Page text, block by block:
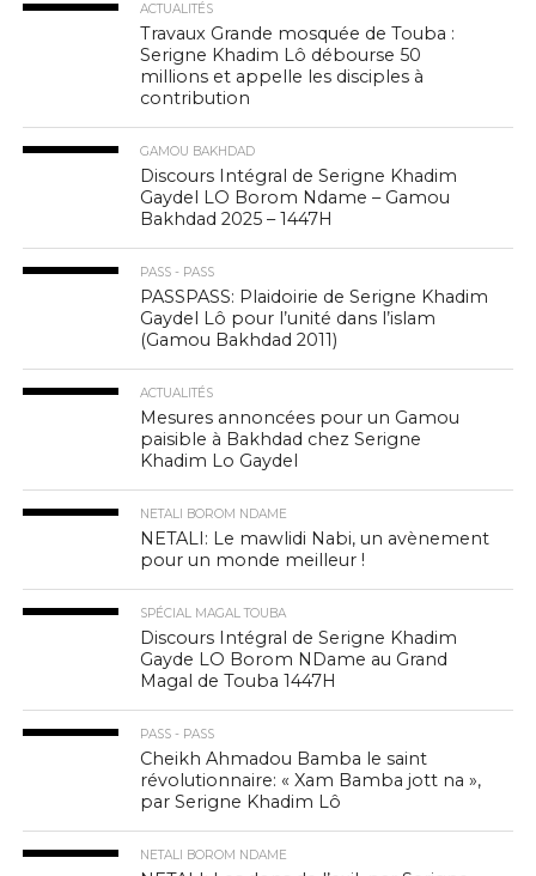
ACTUALITÉS
Travaux Grande mosquée de Touba :
Serigne Khadim Lô débourse 50
millions et appelle les disciples à
contribution
GAMOU BAKHDAD
Discours Intégral de Serigne Khadim
Gaydel LO Borom Ndame – Gamou
Bakhdad 2025 – 1447H
PASS - PASS
PASSPASS: Plaidoirie de Serigne Khadim
Gaydel Lô pour l’unité dans l’islam
(Gamou Bakhdad 2011)
ACTUALITÉS
Mesures annoncées pour un Gamou
paisible à Bakhdad chez Serigne
Khadim Lo Gaydel
NETALI BOROM NDAME
NETALI: Le mawlidi Nabi, un avènement
pour un monde meilleur !
SPÉCIAL MAGAL TOUBA
Discours Intégral de Serigne Khadim
Gayde LO Borom NDame au Grand
Magal de Touba 1447H
PASS - PASS
Cheikh Ahmadou Bamba le saint
révolutionnaire: « Xam Bamba jott na »,
par Serigne Khadim Lô
NETALI BOROM NDAME